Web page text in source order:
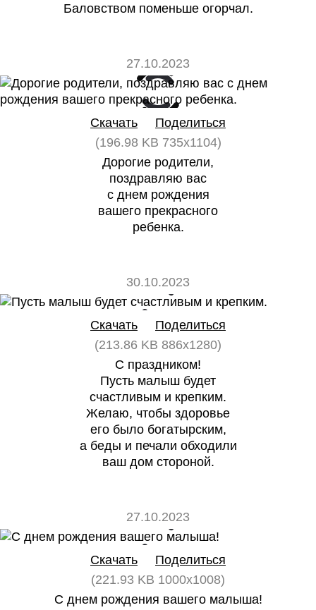
Баловством поменьше огорчал.
27.10.2023
0 0
Скачать
Поделиться
(196.98 KB 735x1104)
Дорогие родители,
поздравляю вас
с днем рождения
вашего прекрасного
ребенка.
30.10.2023
0 0
Скачать
Поделиться
(213.86 KB 886x1280)
С праздником!
Пусть малыш будет
счастливым и крепким.
Желаю, чтобы здоровье
его было богатырским,
а беды и печали обходили
ваш дом стороной.
27.10.2023
0 0
Скачать
Поделиться
(221.93 KB 1000x1008)
С днем рождения вашего малыша!